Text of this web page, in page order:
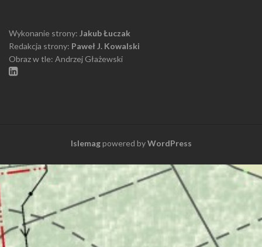
Wykonanie strony: Jakub Łuczak
Redakcja strony: Paweł J. Kowalski
Obraz w tle: Andrzej Głażewski
Islemagpowered byWordPress